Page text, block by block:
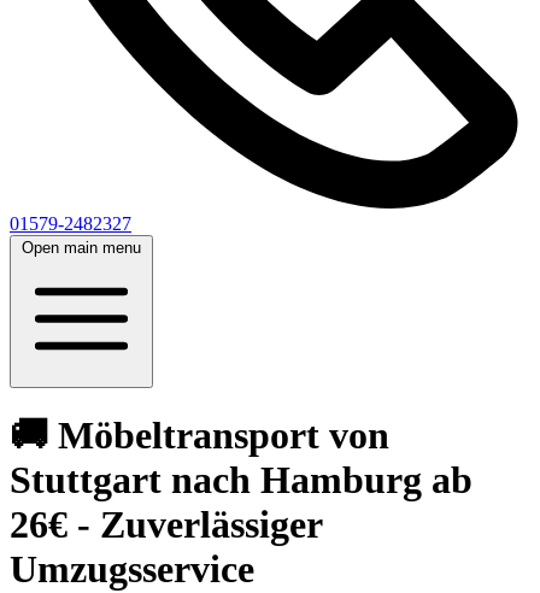
01579-2482327
Open main menu
🚚 Möbeltransport von
Stuttgart nach Hamburg ab
26€ - Zuverlässiger
Umzugsservice